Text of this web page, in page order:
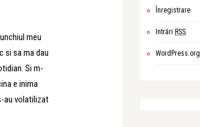
meu
si sa ma dau
Si m-
e inima
au volatilizat
Înregistrare
Intrări RSS
WordPress.org